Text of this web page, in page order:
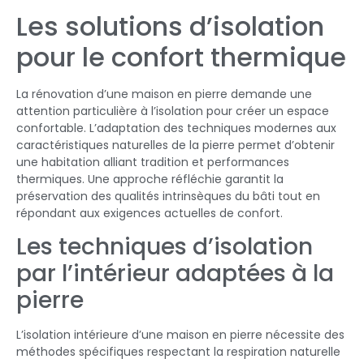
Les solutions d’isolation
pour le confort thermique
La rénovation d’une maison en pierre demande une
attention particulière à l’isolation pour créer un espace
confortable. L’adaptation des techniques modernes aux
caractéristiques naturelles de la pierre permet d’obtenir
une habitation alliant tradition et performances
thermiques. Une approche réfléchie garantit la
préservation des qualités intrinsèques du bâti tout en
répondant aux exigences actuelles de confort.
Les techniques d’isolation
par l’intérieur adaptées à la
pierre
L’isolation intérieure d’une maison en pierre nécessite des
méthodes spécifiques respectant la respiration naturelle